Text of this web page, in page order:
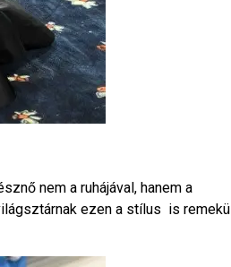
nem a ruhájával, hanem a
ezen a stílus is remekül